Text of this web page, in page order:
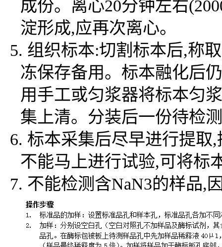
成份。离心20分钟左右
淀形成,应再次离心。
5. 组织标本:切割标本后,称
冻保存备用。标本融化后
用手工或匀浆器将标本匀
集上清。分装后一份待检
6. 标本采集后尽早进行提取
不能马上进行试验,可将标
7. 不能检测含NaN3的样品,